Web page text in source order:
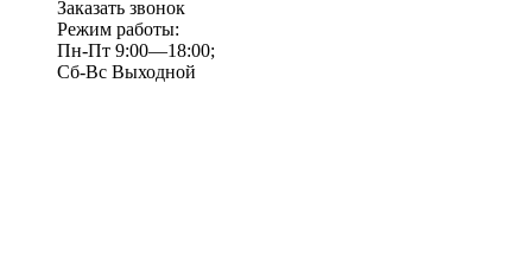
Заказать звонок
Режим работы:
Пн-Пт 9:00—18:00;
Сб-Вс Выходной